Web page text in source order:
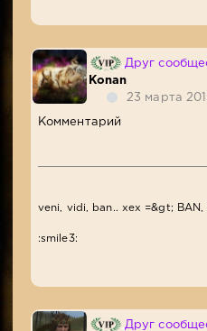
Друг
Konan
23 марта
Комментарий
veni, vidi, ban.. xex =&gt; BAN,
:smile3:
Друг